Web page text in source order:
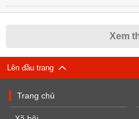
Xem
Lên đầu trang
Trang chủ